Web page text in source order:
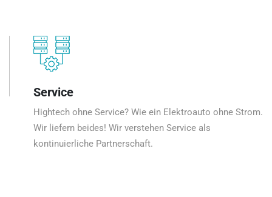
Service
Hightech ohne Service? Wie ein Elektroauto ohne Strom.
Wir liefern beides! Wir verstehen Service als
kontinuierliche Partnerschaft.